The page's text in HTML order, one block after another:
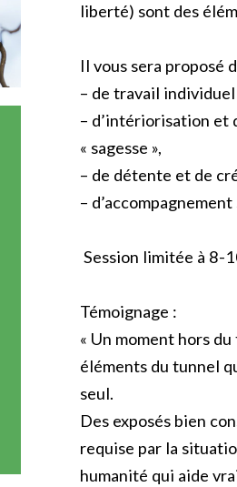
liberté) sont des
Il vous sera proposé
– de travail individuel
– d’intériorisation et
« sagesse »,
– de détente et de
–
Session limitée à 8-
Témoignage :
« Un moment hors
éléments du tunnel
seul.
Des exposés bien
requise par la
humanité qui aide